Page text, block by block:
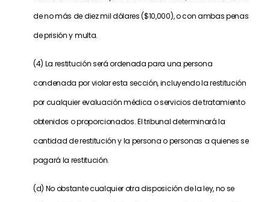
de no más de diez mil dólares ($10,000), o con ambas penas
de prisión y multa.
(4) La restitución será ordenada para una persona
condenada por violar esta sección, incluyendo la restitución
por cualquier evaluación médica o servicios de tratamiento
obtenidos o proporcionados. El tribunal determinará la
cantidad de restitución y la persona o personas a quienes se
pagará la restitución.
(d) No obstante cualquier otra disposición de la ley, no se